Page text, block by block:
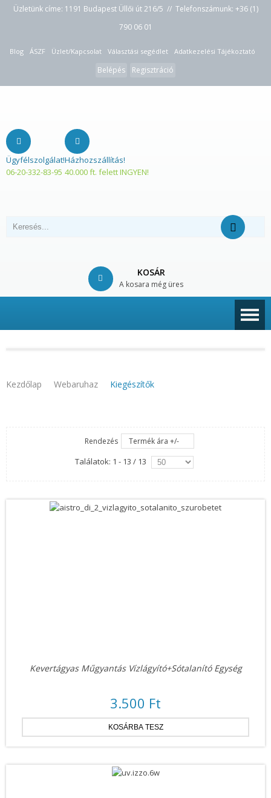
Üzletünk címe: 1191 Budapest Üllői út 216/5 // Telefonszámunk: +36 (1)
790 06 01
Blog ÁSZF Üzlet/Kapcsolat Választási segédlet Adatkezelési Tájékoztató
Belépés Regisztráció
Ügyfélszolgálat!
06-20-332-83-95
Házhozszállítás!
40.000 ft. felett INGYEN!
KOSÁR
A kosara még üres
Kezdőlap Webaruhaz Kiegészítők
Rendezés Termék ára +/-
Találatok: 1 - 13 / 13
Kevertágyas Műgyantás Vízlágyító+sótalanító Egység
3.500 Ft